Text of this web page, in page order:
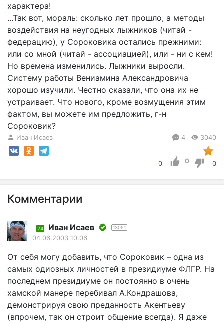
характера!
...Так вот, мораль: сколько лет прошло, а методы
воздействия на неугодных лыжников (читай -
федерацию), у Сороковика остались прежними:
или со мной (читай - ассоциацией), или - ни с кем!
Но времена изменились. Лыжники выросли.
Систему работы Вениамина Александровича
хорошо изучили. Честно сказали, что она их не
устраивает. Что нового, кроме возмущения этим
фактом, вы можете им предложить, г-н
Сороковик?
Иван Исаев 4 3040
0 0 0
Комментарии
24 Иван Исаев 13051
04.06.2003 10:06
От себя могу добавить, что Сороковик – одна из
самых одиозных личностей в президиуме ФЛГР. На
последнем президиуме он постоянно в очень
хамской манере перебивал А.Кондрашова,
демонстрируя свою преданность Акентьеву
(впрочем, так он строит общение всегда). Я даже